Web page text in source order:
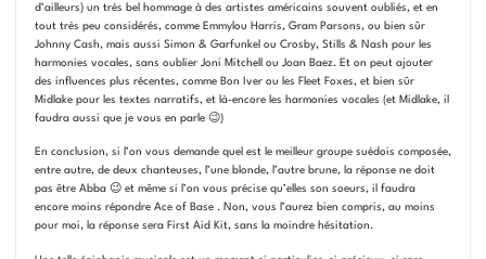
d’ailleurs) un très bel hommage à des artistes américains souvent oubliés, et en
tout très peu considérés, comme Emmylou Harris, Gram Parsons, ou bien sûr
Johnny Cash, mais aussi Simon & Garfunkel ou Crosby, Stills & Nash pour les
harmonies vocales, sans oublier Joni Mitchell ou Joan Baez. Et on peut ajouter
des influences plus récentes, comme Bon Iver ou les Fleet Foxes, et bien sûr
Midlake pour les textes narratifs, et là-encore les harmonies vocales (et Midlake, il
faudra aussi que je vous en parle 😉)
En conclusion, si l’on vous demande quel est le meilleur groupe suédois composée,
entre autre, de deux chanteuses, l’une blonde, l’autre brune, la réponse ne doit
pas être Abba 😉 et même si l’on vous précise qu’elles son soeurs, il faudra
encore moins répondre Ace of Base . Non, vous l’aurez bien compris, au moins
pour moi, la réponse sera First Aid Kit, sans la moindre hésitation.